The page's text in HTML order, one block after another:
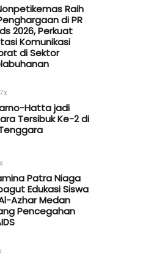
Raih
di PR
2026, Perkuat
Komunikasi
di Sektor
Hatta jadi
Tersibuk Ke-2 di
Patra Niaga
Edukasi Siswa
Azhar Medan
Pencegahan